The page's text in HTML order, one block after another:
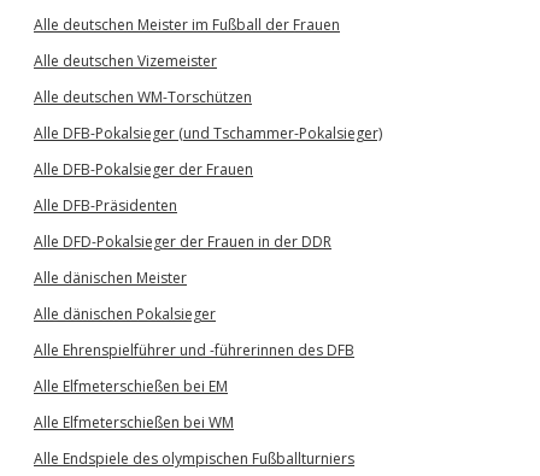
Alle deutschen Meister im Fußball der Frauen
Alle deutschen Vizemeister
Alle deutschen WM-Torschützen
Alle DFB-Pokalsieger (und Tschammer-Pokalsieger)
Alle DFB-Pokalsieger der Frauen
Alle DFB-Präsidenten
Alle DFD-Pokalsieger der Frauen in der DDR
Alle dänischen Meister
Alle dänischen Pokalsieger
Alle Ehrenspielführer und -führerinnen des DFB
Alle Elfmeterschießen bei EM
Alle Elfmeterschießen bei WM
Alle Endspiele des olympischen Fußballturniers